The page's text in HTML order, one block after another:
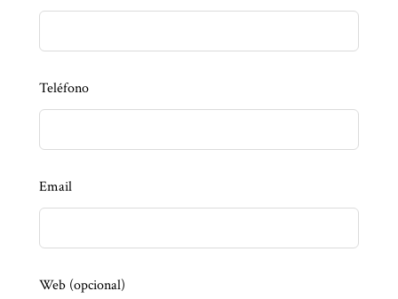
Teléfono
Email
Web (opcional)